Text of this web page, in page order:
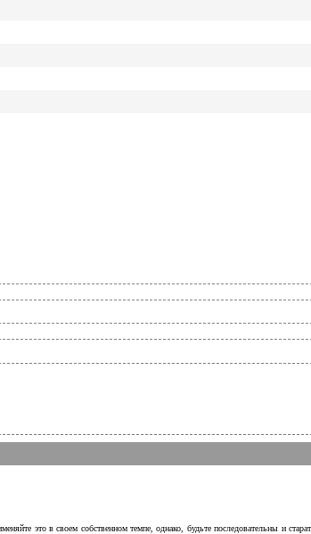
это в своем собственном темпе, однако, будьте последовательны и